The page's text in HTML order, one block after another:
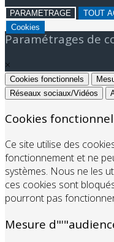
PARAMETRAGE TOUT
Cookies
Paramétrages de
×
Cookies fonctionnels
Réseaux sociaux/Vidéos
Cookies
Ce site utilise des
fonctionnement et ne
systèmes. Nous ne les
ces cookies sont
pourront pas
Mesure